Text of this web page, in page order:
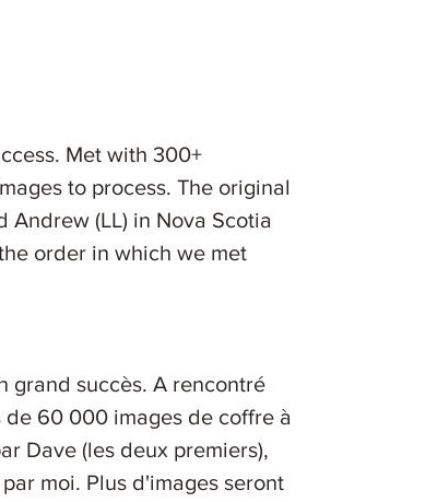
Met with 300+
to process. The original
Andrew (LL) in Nova Scotia
order in which we met
grand succès. A rencontré
60 000 images de coffre à
Dave (les deux premiers),
moi. Plus d'images seront